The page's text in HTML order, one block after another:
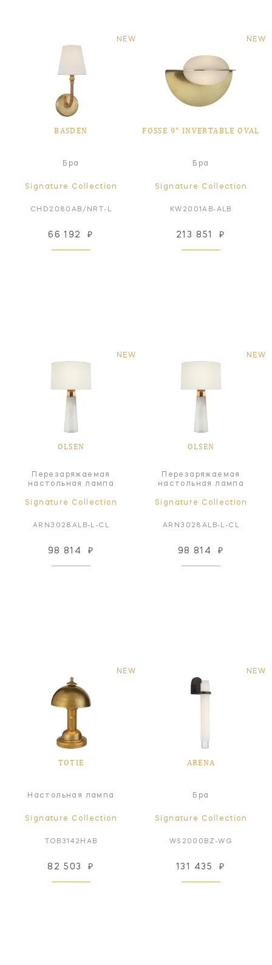
NEW
BASDEN
Бра
Signature Collection
CHD2080AB/NRT-L
66 192 ₽
NEW
FOSSE 9" INVERTABLE OVAL
Бра
Signature Collection
KW2001AB-ALB
213 851 ₽
NEW
OLSEN
Перезаряжаемая
настольная лампа
Signature Collection
ARN3028ALB-L-CL
98 814 ₽
NEW
OLSEN
Перезаряжаемая
настольная лампа
Signature Collection
ARN3028ALB-L-CL
98 814 ₽
NEW
TOTIE
Настольная лампа
Signature Collection
TOB3142HAB
82 503 ₽
NEW
ARENA
Бра
Signature Collection
WS2000BZ-WG
131 435 ₽